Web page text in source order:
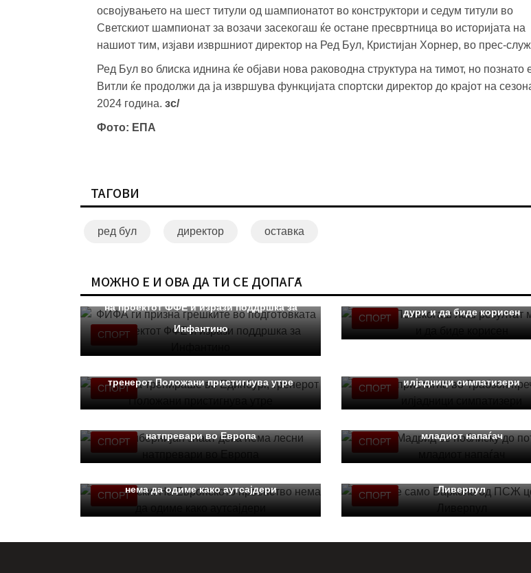
освојувањето на шест титули од шампионатот во конструктори и седум титули во
Светскиот шампионат за возачи засекогаш ќе остане пресвртница во историјата на
нашиот тим, изјави извршниот директор на Ред Бул, Кристијан Хорнер, во прес-
Ред Бул во блиска иднина ќе објави нова раководна структура на тимот, но познато
Витли ќе продолжи да ја извршува функцијата спортски директор до крајот на
2024 година. зс/
Фото: ЕПА
ТАГОВИ
ред бул директор оставка
МОЖНО Е И ОВА ДА ТИ СЕ ДОПАЃА
СПОРТ
ФИФА ги призна грешките во подготовката
на проектот ФФЕ и изрази поддршка за
Инфантино
СПОРТ
дури и да биде корисен
СПОРТ
тренерот Положани пристигнува утре
СПОРТ
илјадници симпатизери
СПОРТ
натпревари во Европа
СПОРТ
младиот напаѓач
СПОРТ
нема да одиме како аутсајдери
СПОРТ
Ливерпул